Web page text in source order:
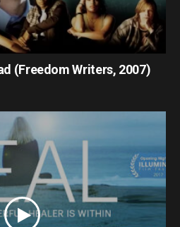
(Freedom Writers, 2007)